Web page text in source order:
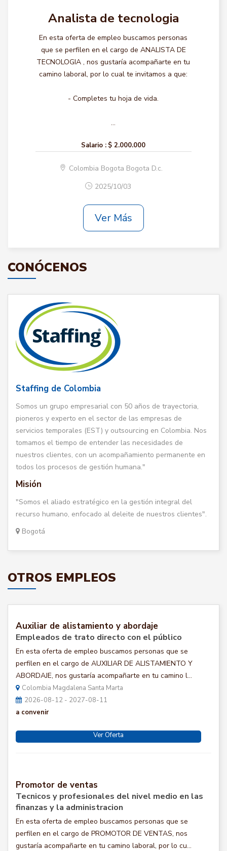
Analista de tecnologia
En esta oferta de empleo buscamos personas
que se perfilen en el cargo de ANALISTA DE
TECNOLOGIA , nos gustaría acompañarte en tu
camino laboral, por lo cual te invitamos a que:
- Completes tu hoja de vida.
...
Salario : $ 2.000.000
Colombia Bogota Bogota D.c.
2025/10/03
Ver Más
CONÓCENOS
Staffing de Colombia
Somos un grupo empresarial con 50 años de trayectoria,
pioneros y experto en el sector de las empresas de
servicios temporales (EST) y outsourcing en Colombia. Nos
tomamos el tiempo de entender las necesidades de
nuestros clientes, con un acompañamiento permanente en
todos los procesos de gestión humana."
Misión
"Somos el aliado estratégico en la gestión integral del
recurso humano, enfocado al deleite de nuestros clientes".
Bogotá
OTROS EMPLEOS
Auxiliar de alistamiento y abordaje
Empleados de trato directo con el público
En esta oferta de empleo buscamos personas que se
perfilen en el cargo de AUXILIAR DE ALISTAMIENTO Y
ABORDAJE, nos gustaría acompañarte en tu camino l...
Colombia Magdalena Santa Marta
2026-08-12 - 2027-08-11
a convenir
Ver Oferta
Promotor de ventas
Tecnicos y profesionales del nivel medio en las
finanzas y la administracion
En esta oferta de empleo buscamos personas que se
perfilen en el cargo de PROMOTOR DE VENTAS, nos
gustaría acompañarte en tu camino laboral, por lo cu...